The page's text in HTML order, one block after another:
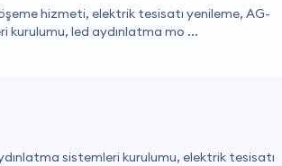
hizmeti, elektrik tesisatı yenileme, AG-
kurulumu, led aydınlatma mo ...
sistemleri kurulumu, elektrik tesisatı